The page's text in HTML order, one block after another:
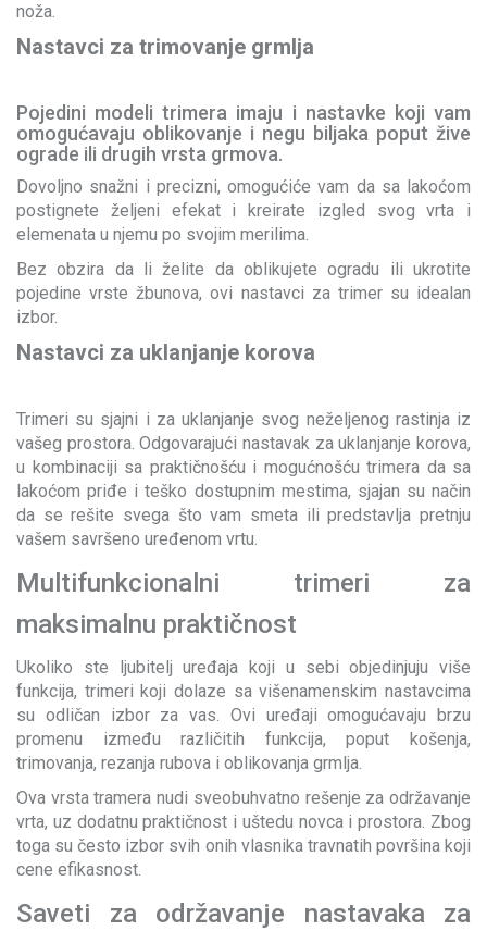
noža.
Nastavci za trimovanje grmlja
Pojedini modeli trimera imaju i nastavke koji vam
omogućavaju oblikovanje i negu biljaka poput žive
ograde ili drugih vrsta grmova.
Dovoljno snažni i precizni, omogućiće vam da sa lakoćom
postignete željeni efekat i kreirate izgled svog vrta i
elemenata u njemu po svojim merilima.
Bez obzira da li želite da oblikujete ogradu ili ukrotite
pojedine vrste žbunova, ovi nastavci za trimer su idealan
izbor.
Nastavci za uklanjanje korova
Trimeri su sjajni i za uklanjanje svog neželjenog rastinja iz
vašeg prostora. Odgovarajući nastavak za uklanjanje korova,
u kombinaciji sa praktičnošću i mogućnošću trimera da sa
lakoćom priđe i teško dostupnim mestima, sjajan su način
da se rešite svega što vam smeta ili predstavlja pretnju
vašem savršeno uređenom vrtu.
Multifunkcionalni trimeri za
maksimalnu praktičnost
Ukoliko ste ljubitelj uređaja koji u sebi objedinjuju više
funkcija, trimeri koji dolaze sa višenamenskim nastavcima
su odličan izbor za vas. Ovi uređaji omogućavaju brzu
promenu između različitih funkcija, poput košenja,
trimovanja, rezanja rubova i oblikovanja grmlja.
Ova vrsta tramera nudi sveobuhvatno rešenje za održavanje
vrta, uz dodatnu praktičnost i uštedu novca i prostora. Zbog
toga su često izbor svih onih vlasnika travnatih površina koji
cene efikasnost.
Saveti za održavanje nastavaka za